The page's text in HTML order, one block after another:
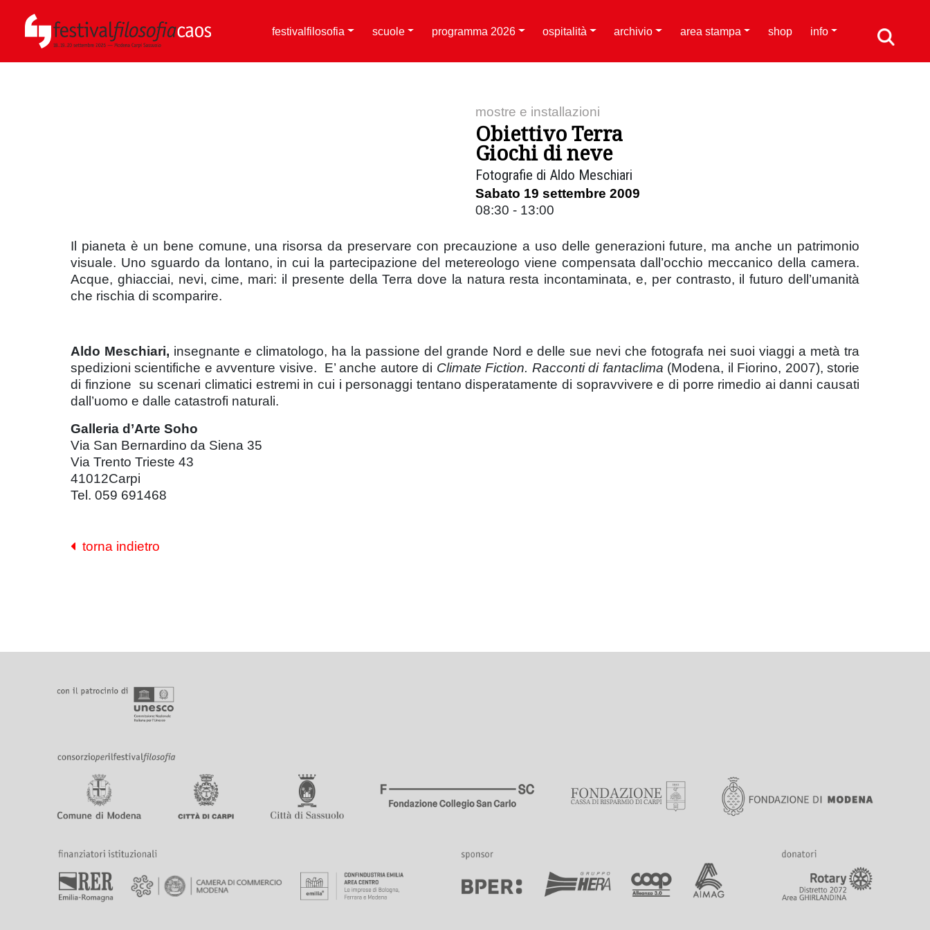
festivalfilosofia scuole programma 2026 ospitalità archivio area stampa shop info
mostre e installazioni
Obiettivo Terra
Giochi di neve
Fotografie di Aldo Meschiari
Sabato 19 settembre 2009
08:30 - 13:00
Il pianeta è un bene comune, una risorsa da preservare con precauzione a uso delle generazioni future, ma anche un patrimonio
visuale. Uno sguardo da lontano, in cui la partecipazione del metereologo viene compensata dall’occhio meccanico della camera.
Acque, ghiacciai, nevi, cime, mari: il presente della Terra dove la natura resta incontaminata, e, per contrasto, il futuro dell’umanità
che rischia di scomparire.
Aldo Meschiari, insegnante e climatologo, ha la passione del grande Nord e delle sue nevi che fotografa nei suoi viaggi a metà tra
spedizioni scientifiche e avventure visive. E’ anche autore di Climate Fiction. Racconti di fantaclima (Modena, il Fiorino, 2007), storie
di finzione su scenari climatici estremi in cui i personaggi tentano disperatamente di sopravvivere e di porre rimedio ai danni causati
dall’uomo e dalle catastrofi naturali.
Galleria d’Arte Soho
Via San Bernardino da Siena 35
Via Trento Trieste 43
41012Carpi
Tel. 059 691468
torna indietro